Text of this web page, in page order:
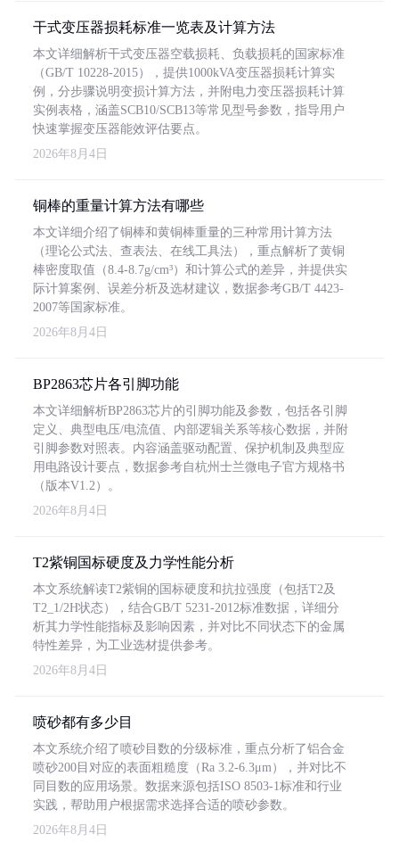
干式变压器损耗标准一览表及计算方法
本文详细解析干式变压器空载损耗、负载损耗的国家标准
（GB/T 10228-2015），提供1000kVA变压器损耗计算实
例，分步骤说明变损计算方法，并附电力变压器损耗计算
实例表格，涵盖SCB10/SCB13等常见型号参数，指导用户
快速掌握变压器能效评估要点。
2026年8月4日
铜棒的重量计算方法有哪些
本文详细介绍了铜棒和黄铜棒重量的三种常用计算方法
（理论公式法、查表法、在线工具法），重点解析了黄铜
棒密度取值（8.4-8.7g/cm³）和计算公式的差异，并提供实
际计算案例、误差分析及选材建议，数据参考GB/T 4423-
2007等国家标准。
2026年8月4日
BP2863芯片各引脚功能
本文详细解析BP2863芯片的引脚功能及参数，包括各引脚
定义、典型电压/电流值、内部逻辑关系等核心数据，并附
引脚参数对照表。内容涵盖驱动配置、保护机制及典型应
用电路设计要点，数据参考自杭州士兰微电子官方规格书
（版本V1.2）。
2026年8月4日
T2紫铜国标硬度及力学性能分析
本文系统解读T2紫铜的国标硬度和抗拉强度（包括T2及
T2_1/2H状态），结合GB/T 5231-2012标准数据，详细分
析其力学性能指标及影响因素，并对比不同状态下的金属
特性差异，为工业选材提供参考。
2026年8月4日
喷砂都有多少目
本文系统介绍了喷砂目数的分级标准，重点分析了铝合金
喷砂200目对应的表面粗糙度（Ra 3.2-6.3μm），并对比不
同目数的应用场景。数据来源包括ISO 8503-1标准和行业
实践，帮助用户根据需求选择合适的喷砂参数。
2026年8月4日